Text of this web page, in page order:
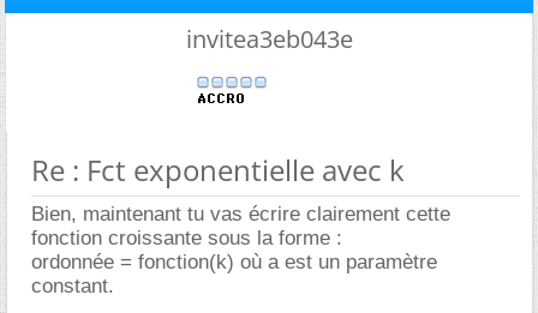
invitea3eb043e
Re : Fct exponentielle avec k
Bien, maintenant tu vas écrire clairement cette
fonction croissante sous la forme :
ordonnée = fonction(k) où a est un paramètre
constant.